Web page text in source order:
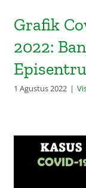
Grafik
2022:
1 Agustus 2022 |